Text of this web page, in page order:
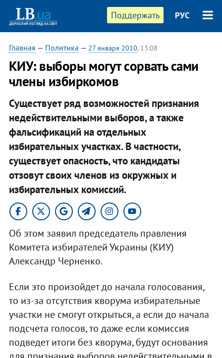
Поддержать РУС
Главная — Политика — 27 января 2010, 13:08
КИУ: выборы могут сорвать сами
члены избиркомов
Существует ряд возможностей признания
недействительными выборов, а также
фальсификаций на отдельных
избирательных участках. В частности,
существует опасность, что кандидаты
отзовут своих членов из окружных и
избирательных комиссий.
Об этом заявил председатель правления
Комитета избирателей Украины (КИУ)
Александр Черненко.
Если это произойдет до начала голосования,
то из-за отсутствия кворума избирательные
участки не смогут открыться, а если до начала
подсчета голосов, то даже если комиссия
подведет итоги без кворума, будут основания